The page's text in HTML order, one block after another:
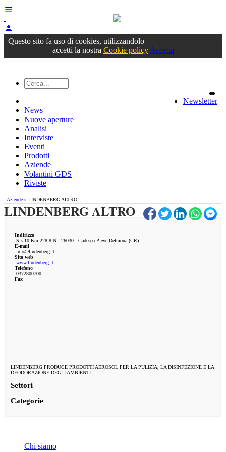
menu
person
Accedioppure registrati
Questo sito fa uso di cookies, utilizzandolo
accetti la nostra Cookie policy Accetta
Newsletter
News
Nuove aperture
Analisi
Interviste
Eventi
Prodotti
Aziende
Volantini GDS
Riviste
Aziende » LINDENBERG ALTRO
LINDENBERG ALTRO
Indirizzo
S.s.10 Km 228,8 N - 26030 - Gadesco Pieve Delmona (CR)
E-mail
info@lindenberg.it
Sito web
www.lindenberg.it
Telefono
0372800700
Fax
LINDENBERG PRODUCE PRODOTTI AEROSOL PER LA PULIZIA, LA DISINFEZIONE E LA
DEODORAZIONE DEGLI AMBIENTI
Settori
Categorie
Chi siamo